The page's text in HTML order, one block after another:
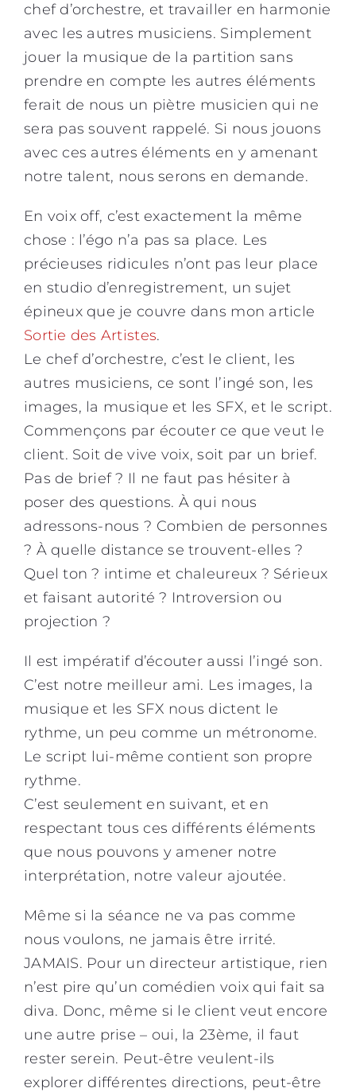
chef d’orchestre, et travailler en harmonie
avec les autres musiciens. Simplement
jouer la musique de la partition sans
prendre en compte les autres éléments
ferait de nous un piètre musicien qui ne
sera pas souvent rappelé. Si nous jouons
avec ces autres éléments en y amenant
notre talent, nous serons en demande.
En voix off, c’est exactement la même
chose : l’égo n’a pas sa place. Les
précieuses ridicules n’ont pas leur place
en studio d’enregistrement, un sujet
épineux que je couvre dans mon article
Sortie des Artistes.
Le chef d’orchestre, c’est le client, les
autres musiciens, ce sont l’ingé son, les
images, la musique et les SFX, et le script.
Commençons par écouter ce que veut le
client. Soit de vive voix, soit par un brief.
Pas de brief ? Il ne faut pas hésiter à
poser des questions. À qui nous
adressons-nous ? Combien de personnes
? À quelle distance se trouvent-elles ?
Quel ton ? intime et chaleureux ? Sérieux
et faisant autorité ? Introversion ou
projection ?
Il est impératif d’écouter aussi l’ingé son.
C’est notre meilleur ami. Les images, la
musique et les SFX nous dictent le
rythme, un peu comme un métronome.
Le script lui-même contient son propre
rythme.
C’est seulement en suivant, et en
respectant tous ces différents éléments
que nous pouvons y amener notre
interprétation, notre valeur ajoutée.
Même si la séance ne va pas comme
nous voulons, ne jamais être irrité.
JAMAIS. Pour un directeur artistique, rien
n’est pire qu’un comédien voix qui fait sa
diva. Donc, même si le client veut encore
une autre prise – oui, la 23ème, il faut
rester serein. Peut-être veulent-ils
explorer différentes directions, peut-être